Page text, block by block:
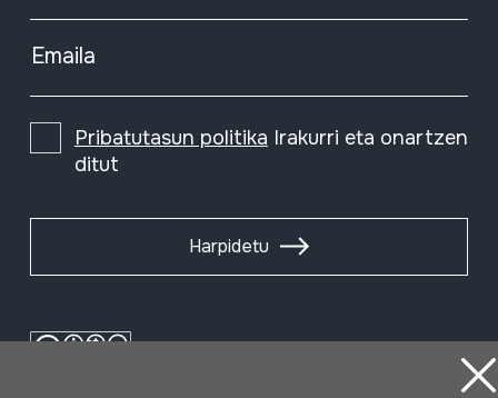
Emaila
Pribatutasun politika Irakurri eta onartzen
ditut
Harpidetu